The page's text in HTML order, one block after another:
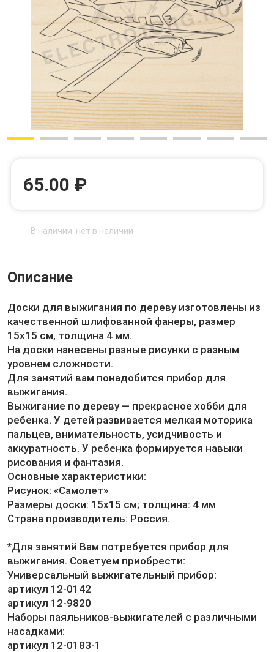
65.00 ₽
В наличии: нет в наличии
Описание
Доски для выжигания по дереву изготовлены из
качественной шлифованной фанеры, размер
15х15 см, толщина 4 мм.
На доски нанесены разные рисунки с разным
уровнем сложности.
Для занятий вам понадобится прибор для
выжигания.
Выжигание по дереву — прекрасное хобби для
ребенка. У детей развивается мелкая моторика
пальцев, внимательность, усидчивость и
аккуратность. У ребенка формируется навыки
рисования и фантазия.
Основные характеристики:
Рисунок: «Самолет»
Размеры доски: 15х15 см; толщина: 4 мм
Страна производитель: Россия.
*Для занятий Вам потребуется прибор для
выжигания. Советуем приобрести:
Универсальный выжигательный прибор:
артикул 12-0142
артикул 12-9820
Наборы паяльников-выжигателей с различными
насадками:
артикул 12-0183-1